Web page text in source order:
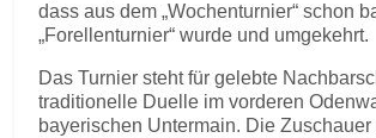
dass aus dem „Wochenturnier“ schon
„Forellenturnier“ wurde und umgekehrt.
Das Turnier steht für gelebte
traditionelle Duelle im vorderen
bayerischen Untermain. Die Zuschauer